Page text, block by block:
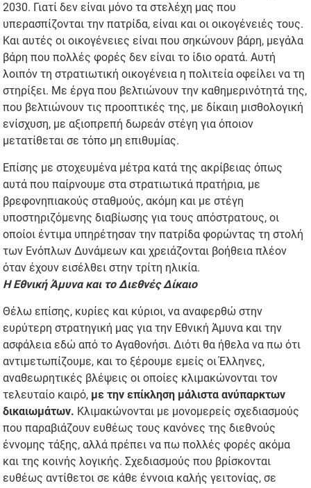
2030. Γιατί δεν είναι μόνο τα στελέχη μας που
υπερασπίζονται την πατρίδα, είναι και οι οικογένειές τους.
Και αυτές οι οικογένειες είναι που σηκώνουν βάρη, μεγάλα
βάρη που πολλές φορές δεν είναι το ίδιο ορατά. Αυτή
λοιπόν τη στρατιωτική οικογένεια η πολιτεία οφείλει να τη
στηρίξει. Με έργα που βελτιώνουν την καθημερινότητά της,
που βελτιώνουν τις προοπτικές της, με δίκαιη μισθολογική
ενίσχυση, με αξιοπρεπή δωρεάν στέγη για όποιον
μετατίθεται σε τόπο μη επιθυμίας.
Επίσης με στοχευμένα μέτρα κατά της ακρίβειας όπως
αυτά που παίρνουμε στα στρατιωτικά πρατήρια, με
βρεφονηπιακούς σταθμούς, ακόμη και με στέγη
υποστηριζόμενης διαβίωσης για τους απόστρατους, οι
οποίοι έντιμα υπηρέτησαν την πατρίδα φορώντας τη στολή
των Ενόπλων Δυνάμεων και χρειάζονται βοήθεια πλέον
όταν έχουν εισέλθει στην τρίτη ηλικία.
Η Εθνική Άμυνα και το Διεθνές Δίκαιο
Θέλω επίσης, κυρίες και κύριοι, να αναφερθώ στην
ευρύτερη στρατηγική μας για την Εθνική Άμυνα και την
ασφάλεια εδώ από το Αγαθονήσι. Διότι θα ήθελα να πω ότι
αντιμετωπίζουμε, και το ξέρουμε εμείς οι Έλληνες,
αναθεωρητικές βλέψεις οι οποίες κλιμακώνονται τον
τελευταίο καιρό, με την επίκληση μάλιστα ανύπαρκτων
δικαιωμάτων. Κλιμακώνονται με μονομερείς σχεδιασμούς
που παραβιάζουν ευθέως τους κανόνες της διεθνούς
έννομης τάξης, αλλά πρέπει να πω πολλές φορές ακόμα
και της κοινής λογικής. Σχεδιασμούς που βρίσκονται
ευθέως αντίθετοι σε κάθε έννοια καλής γειτονίας, σε